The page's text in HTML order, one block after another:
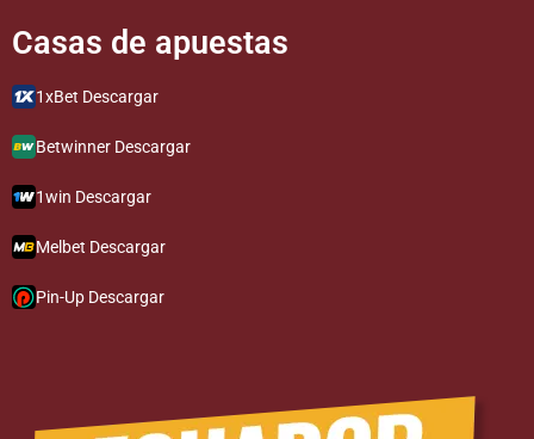
Casas de apuestas​
1xBet Descargar
Betwinner Descargar
1win Descargar
Melbet Descargar
Pin-Up Descargar